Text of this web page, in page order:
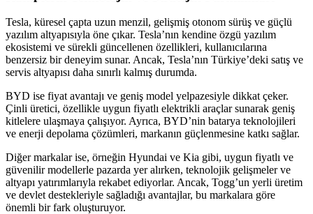
Tesla, küresel çapta uzun menzil, gelişmiş otonom sürüş ve güçlü
yazılım altyapısıyla öne çıkar. Tesla’nın kendine özgü yazılım
ekosistemi ve sürekli güncellenen özellikleri, kullanıcılarına
benzersiz bir deneyim sunar. Ancak, Tesla’nın Türkiye’deki satış ve
servis altyapısı daha sınırlı kalmış durumda.
BYD ise fiyat avantajı ve geniş model yelpazesiyle dikkat çeker.
Çinli üretici, özellikle uygun fiyatlı elektrikli araçlar sunarak geniş
kitlelere ulaşmaya çalışıyor. Ayrıca, BYD’nin batarya teknolojileri
ve enerji depolama çözümleri, markanın güçlenmesine katkı sağlar.
Diğer markalar ise, örneğin Hyundai ve Kia gibi, uygun fiyatlı ve
güvenilir modellerle pazarda yer alırken, teknolojik gelişmeler ve
altyapı yatırımlarıyla rekabet ediyorlar. Ancak, Togg’un yerli üretim
ve devlet destekleriyle sağladığı avantajlar, bu markalara göre
önemli bir fark oluşturuyor.